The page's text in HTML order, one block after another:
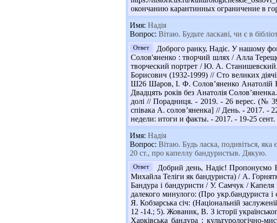
окончанию карантинных ограничение в
Имя: Надія
Вопрос: Вітаю. Будьте ласкаві, чи є в
Ответ
Доброго ранку, Надіє. У нашому
Солов'яненко : творчий шлях / Алла
творческий портрет / Ю. А.
Борисович (1932-1999) // Сто великих
Ш26 Шаров, І. Ф. Солов’яненко Анатолій
Двадцять років без Анатолія
долі // Порадниця. - 2019. - 26 верес. (№
співака А. солов’яненка] // День. - 2017.
недели: итоги и факты. - 2017. - 19-25
Имя: Надія
Вопрос: Вітаю. Будь ласка, подивіться, яка
20 ст., про капеллу бандуристыв. Дякую.
Ответ
Добрий день, Надіє! Пропонуємо
Михайла Теліги як бандуриста) / А.
Бандура і бандуристи / У. Самчук /
далекого минулого: (Про укр.бандуриста
Я. Кобзарська січ: (Національній
12 -14.; 5). Жованик, В. З історії
Харківська бандура : культурологічно-